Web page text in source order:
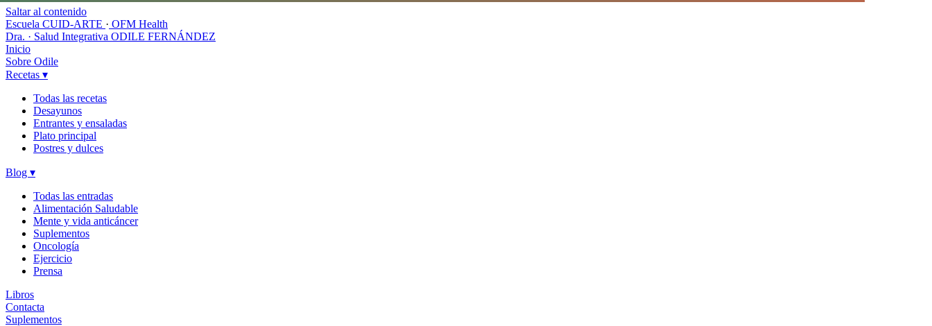
Saltar al contenido
Escuela CUID-ARTE · OFM Health
Dra. · Salud Integrativa ODILE FERNÁNDEZ
Inicio
Sobre Odile
Recetas ▾
Todas las recetas
Desayunos
Entrantes y ensaladas
Plato principal
Postres y dulces
Blog ▾
Todas las entradas
Alimentación Saludable
Mente y vida anticáncer
Suplementos
Oncología
Ejercicio
Prensa
Libros
Contacta
Suplementos